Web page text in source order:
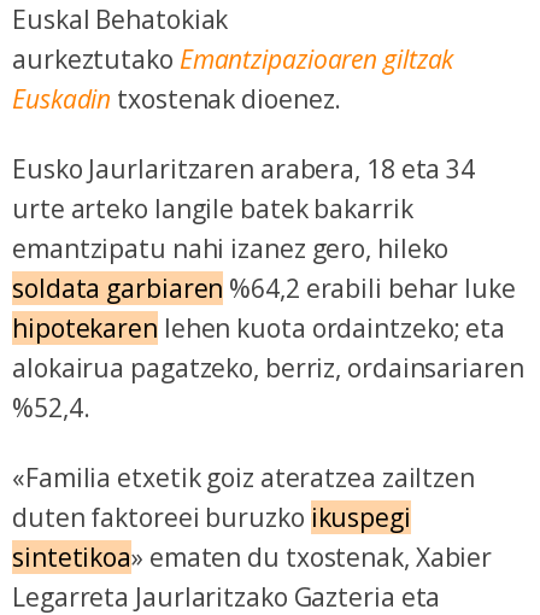
Euskal Behatokiak
aurkeztutako Emantzipazioaren giltzak
Euskadin txostenak dioenez.
Eusko Jaurlaritzaren arabera, 18 eta 34
urte arteko langile batek bakarrik
emantzipatu nahi izanez gero, hileko
soldata garbiaren %64,2 erabili behar luke
hipotekaren lehen kuota ordaintzeko; eta
alokairua pagatzeko, berriz, ordainsariaren
%52,4.
«Familia etxetik goiz ateratzea zailtzen
duten faktoreei buruzko ikuspegi
sintetikoa» ematen du txostenak, Xabier
Legarreta Jaurlaritzako Gazteria eta